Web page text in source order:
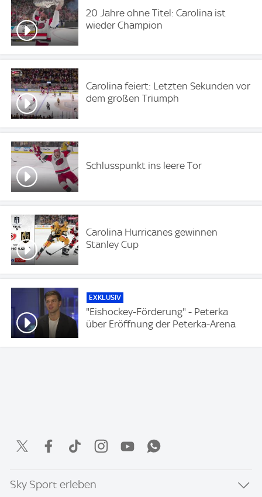
20 Jahre ohne Titel: Carolina ist
wieder Champion
Carolina feiert: Letzten Sekunden vor
dem großen Triumph
Schlusspunkt ins leere Tor
Carolina Hurricanes gewinnen
Stanley Cup
EXKLUSIV
"Eishockey-Förderung" - Peterka
über Eröffnung der Peterka-Arena
Sky Sport erleben